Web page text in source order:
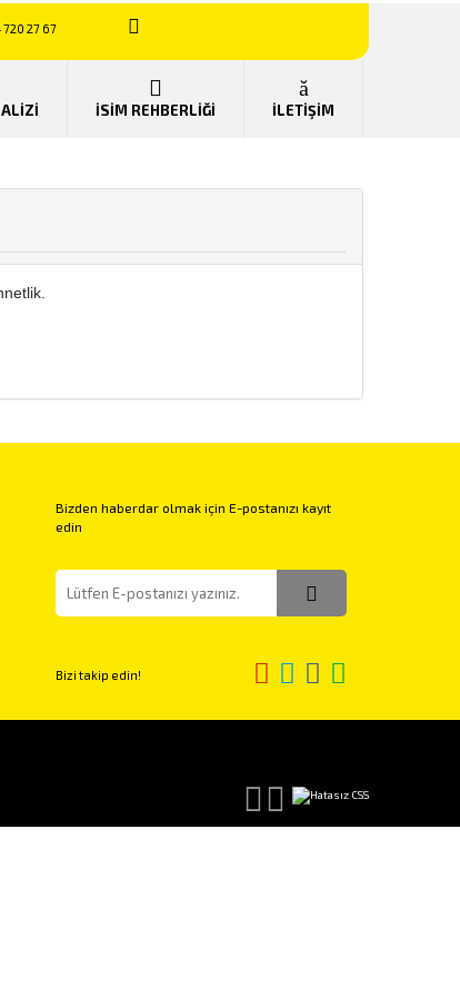
720 27 67
İSİM REHBERLİĞİ İLETİŞİM
Bizden haberdar olmak için E-postanızı kayıt
edin
Bizi takip edin!